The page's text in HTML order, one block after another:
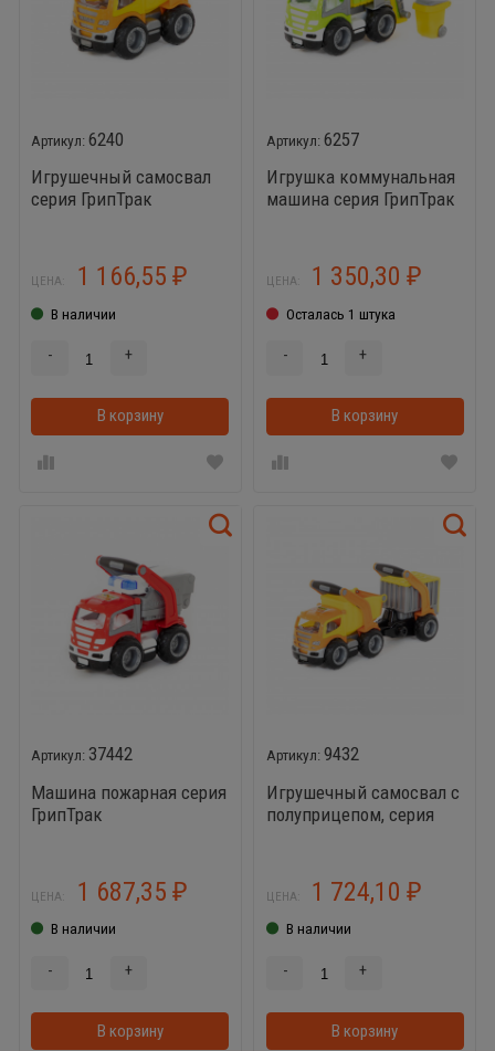
6240
Игрушечный самосвал
серия ГрипТрак
ЦЕНА: 1 166,55 ₽
В наличии
- +
В корзину
6257
Игрушка коммунальная
машина серия ГрипТрак
ЦЕНА: 1 350,30₽
Осталась 1 штука
- +
В корзину
37442
Машина пожарная серия
ГрипТрак
ЦЕНА: 1 687,35 ₽
В наличии
- +
В корзину
9432
Игрушечный самосвал с
полуприцепом, серия
ЦЕНА: 1 724,10₽
В наличии
- +
В корзину